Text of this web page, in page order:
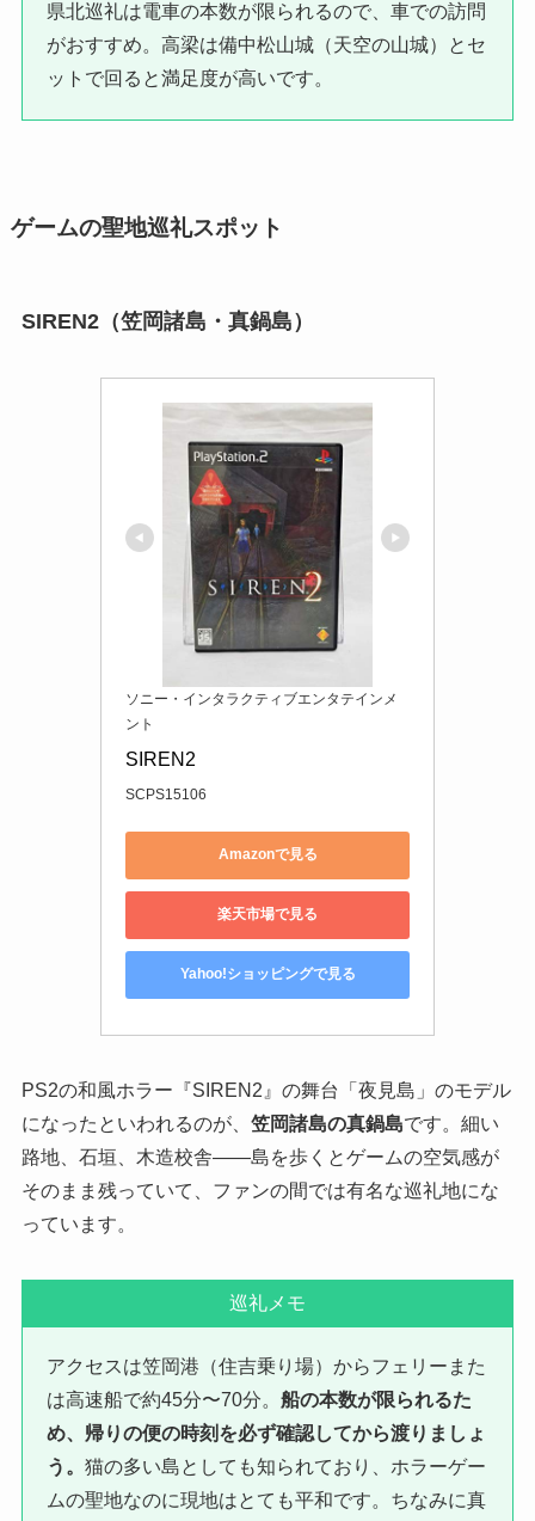
県北巡礼は電車の本数が限られるので、車での訪問
がおすすめ。高梁は備中松山城（天空の山城）とセ
ットで回ると満足度が高いです。
ゲームの聖地巡礼スポット
SIREN2（笠岡諸島・真鍋島）
ソニー・インタラクティブエンタテインメ
ント
SIREN2
SCPS15106
Amazonで見る
楽天市場で見る
Yahoo!ショッピングで見る
PS2の和風ホラー『SIREN2』の舞台「夜見島」のモデル
になったといわれるのが、 笠岡諸島の真鍋島です。細い
路地、石垣、木造校舎——島を歩くとゲームの空気感が
そのまま残っていて、ファンの間では有名な巡礼地にな
っています。
巡礼メモ
アクセスは笠岡港（住吉乗り場）からフェリーまた
は高速船で約45分〜70分。 船の本数が限られるた
め、帰りの便の時刻を必ず確認してから渡りましょ
う。 猫の多い島としても知られており、ホラーゲー
ムの聖地なのに現地はとても平和です。ちなみに真